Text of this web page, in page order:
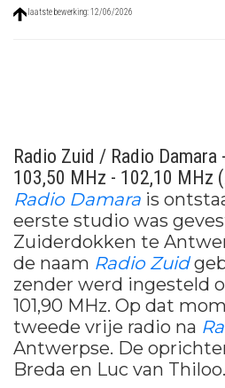
laatste bewerking: 12/06/2026
Radio Zuid / Radio Damara
103,50 MHz - 102,10 MHz
Radio Damara is
eerste studio was
Zuiderdokken te
de naam Radio Zuid
zender werd ingesteld
101,90 MHz. Op dat
tweede vrije radio na
Antwerpse. De
Breda en Luc van Thiloo.